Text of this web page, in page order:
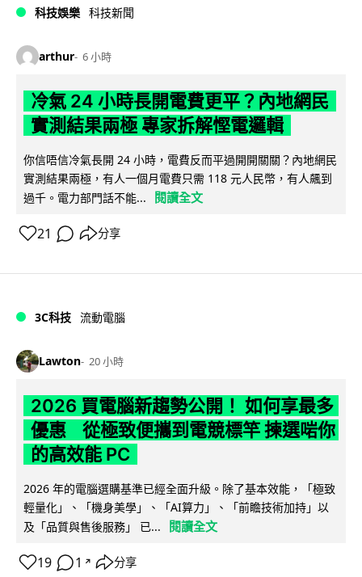
科技娛樂 科技新聞
arthur 6 小時
冷氣 24 小時長開電費更平？內地網民
實測結果兩極 專家拆解慳電邏輯
你信唔信冷氣長開 24 小時，電費反而平過開開關關？內地網民
實測結果兩極，有人一個月電費只需 118 元人民幣，有人飆到
過千。電力部門話不能...
閱讀全文
21 分享
3C科技 流動電腦
Lawton 20 小時
2026 買電腦新趨勢公開！ 如何享最多
優惠 從極致便攜到電競標竿 揀選啱你
的高效能 PC
2026 年的電腦選購基準已經全面升級。除了基本效能，「極致
輕量化」、「機身美學」、「AI算力」、「前瞻技術加持」以
及「品質與售後服務」 已...
閱讀全文
19 1 ↗ 分享